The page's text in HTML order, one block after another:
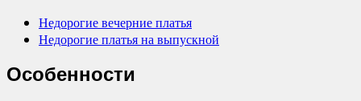
Недорогие вечерние платья
Недорогие платья на выпускной
Особенности